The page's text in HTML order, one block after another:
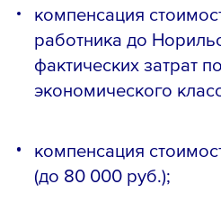
компенсация
работника до
фактических затрат
экономического
компенсация
(до 80 000 руб.);